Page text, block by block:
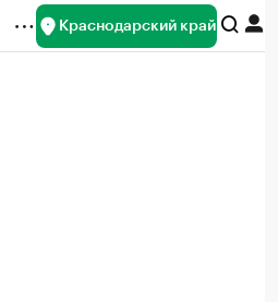
Краснодарский край